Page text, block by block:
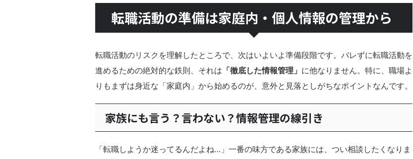
転職活動の準備は家庭内・個人情報の管理から
転職活動のリスクを理解したところで、次はいよいよ準備段階です。バレずに転職活動を
進めるための絶対的な鉄則、それは 「徹底した情報管理」 に他なりません。特に、職場よ
りもまずは身近な「家庭内」から始めるのが、意外と見落としがちなポイントなんです。
家族にも言う？言わない？情報管理の線引き
「転職しようか迷ってるんだよね…」一番の味方である家族には、つい相談したくなりま